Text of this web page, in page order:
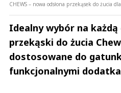
CHEWS – nowa odsłona przekąsek do żucia
Idealny wybór na każdą
przekąski do żucia
dostosowane do
funkcjonalnymi